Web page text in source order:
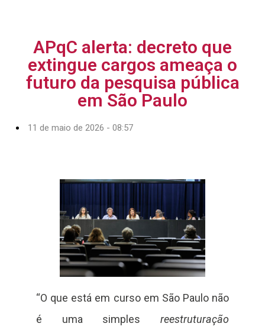
APqC alerta: decreto que
extingue cargos ameaça o
futuro da pesquisa pública
em São Paulo
11 de maio de 2026 - 08:57
“O que está em curso em São Paulo não
é uma simplesreestruturação